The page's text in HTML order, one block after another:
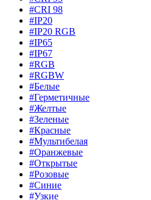
#CRI 98
#IP20
#IP20 RGB
#IP65
#IP67
#RGB
#RGBW
#Белые
#Герметичные
#Желтые
#Зеленые
#Красные
#Мультибелая
#Оранжевые
#Открытые
#Розовые
#Синие
#Узкие